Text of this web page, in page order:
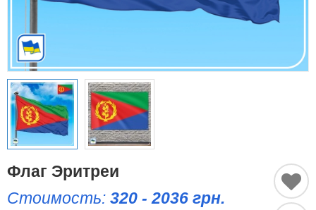
Спортивные Флаги
Этнические Флаги
Флаги США (штатов)
Другие флаги
Флаг Эритреи
Стоимость: 320 - 2036 грн.